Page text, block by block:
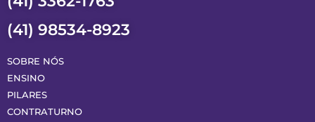
(41) 98534-8923
SOBRE NÓS
ENSINO
PILARES
CONTRATURNO